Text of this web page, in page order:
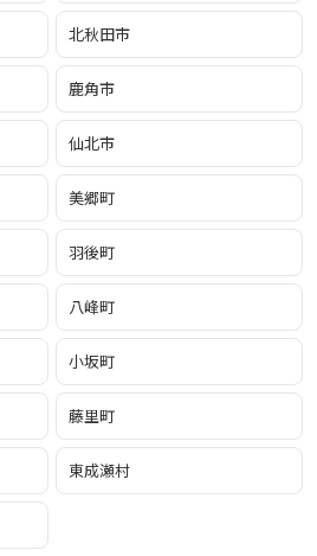
北秋田市
鹿角市
仙北市
美郷町
羽後町
八峰町
小坂町
藤里町
東成瀬村